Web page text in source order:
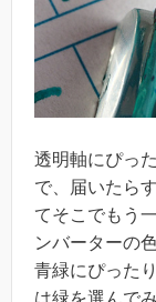
透明軸にぴっ
で、届いたら
てそこでもう
ンバーターの
青緑にぴった
は緑を選んでみ